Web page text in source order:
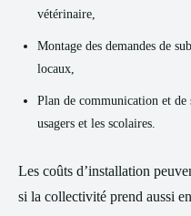
vétérinaire,
Montage des demandes de
locaux,
Plan de communication et
usagers et les scolaires.
Les coûts d’installation
si la collectivité prend aussi